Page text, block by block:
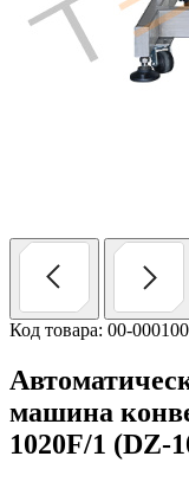
Код товара: 00-
машина
1020F/1 (DZ-